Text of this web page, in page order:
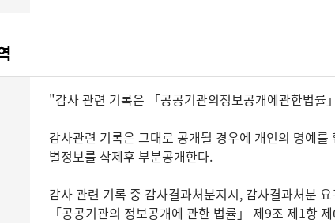
"감사 관련 기록은 「공공기관의정보공개에관한법
감사관련 기록은 그대로 공개될 경우에 개인의 명예
별정보를 삭제후 부분공개한다.
감사 관련 기록 중 감사결과처분지시, 감사결과처분
「공공기관의 정보공개에 관한 법률」 제9조 제1항